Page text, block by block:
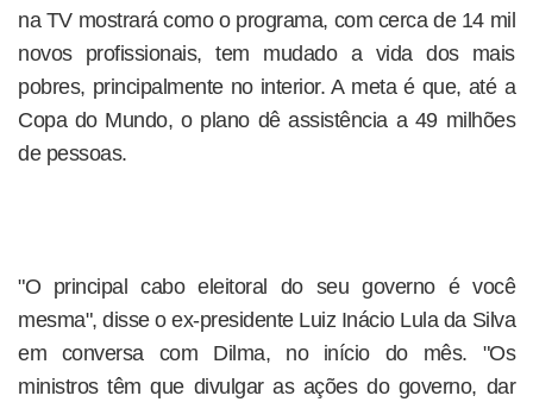
na TV mostrará como o programa, com cerca de 14 mil
novos profissionais, tem mudado a vida dos mais
pobres, principalmente no interior. A meta é que, até a
Copa do Mundo, o plano dê assistência a 49 milhões
de pessoas.
"O principal cabo eleitoral do seu governo é você
mesma", disse o ex-presidente Luiz Inácio Lula da Silva
em conversa com Dilma, no início do mês. "Os
ministros têm que divulgar as ações do governo, dar